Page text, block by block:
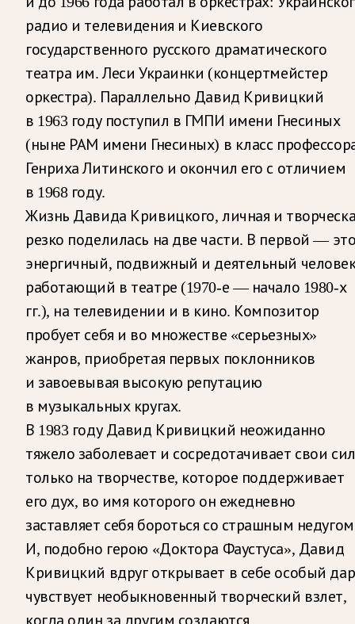
радио и телевидения и Киевского
государственного русского драматического
театра им. Леси Украинки (концертмейстер
оркестра). Параллельно Давид Кривицкий
в 1963 году поступил в ГМПИ имени Гнесиных
(ныне РАМ имени Гнесиных) в класс
Генриха Литинского и окончил его с отличием
в 1968 году.
Жизнь Давида Кривицкого, личная и
резко поделилась на две части. В первой —
энергичный, подвижный и деятельный
работающий в театре (1970-е — начало 1980-х
гг.), на телевидении и в кино. Композитор
пробует себя и во множестве «серьезных»
жанров, приобретая первых поклонников
и завоевывая высокую репутацию
в музыкальных кругах.
В 1983 году Давид Кривицкий неожиданно
тяжело заболевает и сосредотачивает свои
только на творчестве, которое поддерживает
его дух, во имя которого он ежедневно
заставляет себя бороться со страшным
И, подобно герою «Доктора Фаустуса», Давид
Кривицкий вдруг открывает в себе особый
чувствует необыкновенный творческий взлет,
когда один за другим создаются